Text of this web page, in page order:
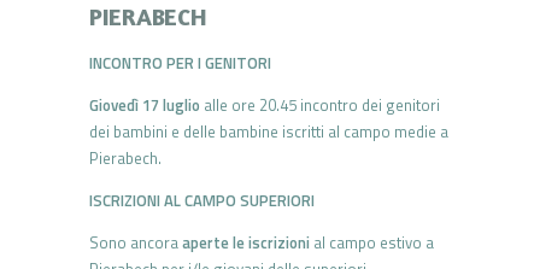
PIERABECH
INCONTRO PER I GENITORI
Giovedì 17 luglio alle ore 20.45 incontro dei genitori
dei bambini e delle bambine iscritti al campo medie a
Pierabech.
ISCRIZIONI AL CAMPO SUPERIORI
Sono ancoraaperte le iscrizioni al campo estivo a